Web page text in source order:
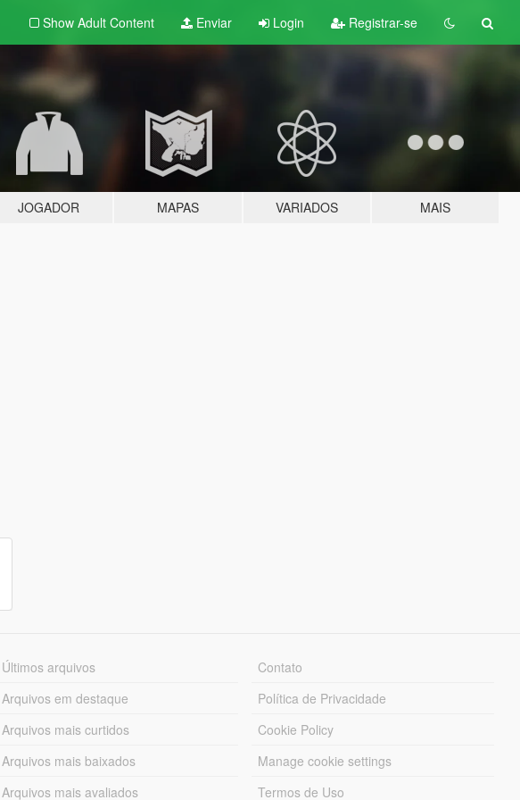
Show Adult Content Enviar Login Registrar-se
JOGADOR MAPAS VARIADOS MAIS
Últimos arquivos
Arquivos em destaque
Arquivos mais curtidos
Arquivos mais baixados
Arquivos mais avaliados
Contato
Política de Privacidade
Cookie Policy
Manage cookie settings
Termos de Uso